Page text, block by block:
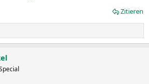
Zitieren